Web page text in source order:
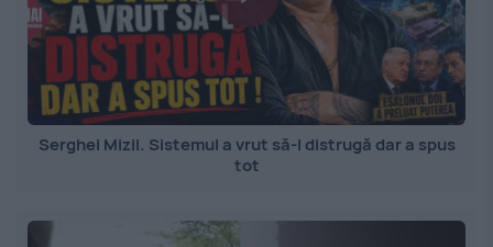
Serghei Mizil. Sistemul a vrut să-l distrugă dar a spus
tot